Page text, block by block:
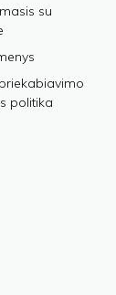
su
politika